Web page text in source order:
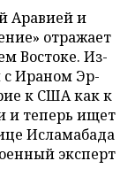
Аравией и
отражает
Востоке. Из-
с Ираном Эр-
к США как к
и теперь ищет
Исламабада
эксперт